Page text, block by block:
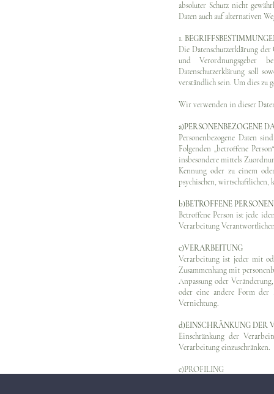
absoluter Schutz nicht
Daten auch auf alternativen
1.
Die Datenschutzerklärung
und Verordnungsgeber
Datenschutzerklärung soll
verständlich sein. Um dies zu
Wir verwenden in dieser
a)PERSONENBEZOGENE
Personenbezogene Daten
Folgenden „betroffene
insbesondere mittels
Kennung oder zu einem
psychischen,
b)BETROFFENE PERSONEN
Betroffene Person ist jede
Verarbeitung
c)VERARBEITUNG
Verarbeitung ist jeder mit
Zusammenhang mit
Anpassung oder
oder eine andere Form der
Vernichtung.
d)EINSCHRÄNKUNG DER
Einschränkung der
Verarbeitung einzuschränken.
e)PROFILING